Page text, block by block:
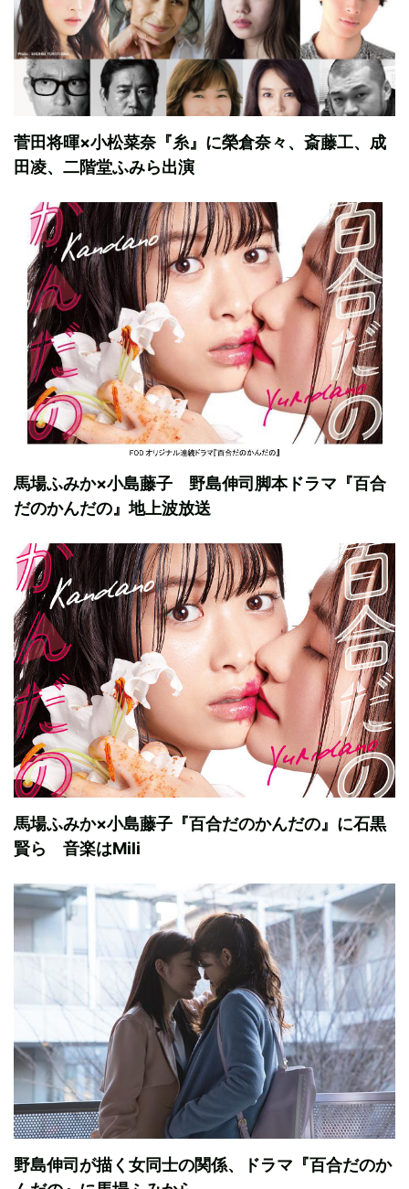
菅田将暉×小松菜奈『糸』に榮倉奈々、斎藤工、成
田凌、二階堂ふみら出演
馬場ふみか×小島藤子 野島伸司脚本ドラマ『百合
だのかんだの』地上波放送
馬場ふみか×小島藤子『百合だのかんだの』に石黒
賢ら 音楽はMili
野島伸司が描く女同士の関係、ドラマ『百合だのか